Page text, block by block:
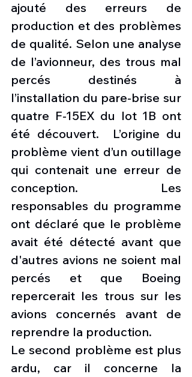
ajouté des erreurs de
production et des problèmes
de qualité. Selon une analyse
de l’avionneur, des trous mal
percés destinés à
l’installation du pare-brise sur
quatre F-15EX du lot 1B ont
été découvert.  L’origine du
problème vient d’un outillage
qui contenait une erreur de
conception. Les
responsables du programme
ont déclaré que le problème
avait été détecté avant que
d'autres avions ne soient mal
percés et que Boeing
repercerait les trous sur les
avions concernés avant de
reprendre la production.
Le second problème est plus
ardu, car il concerne la